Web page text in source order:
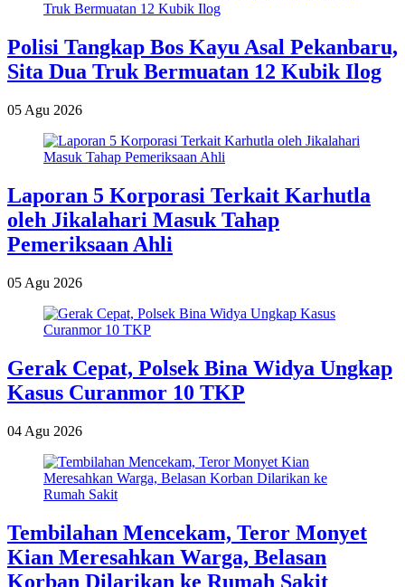
Polisi Tangkap Bos Kayu Asal Pekanbaru,
Sita Dua Truk Bermuatan 12 Kubik Ilog
05 Agu 2026
Laporan 5 Korporasi Terkait Karhutla
oleh Jikalahari Masuk Tahap
Pemeriksaan Ahli
05 Agu 2026
Gerak Cepat, Polsek Bina Widya Ungkap
Kasus Curanmor 10 TKP
04 Agu 2026
Tembilahan Mencekam, Teror Monyet
Kian Meresahkan Warga, Belasan
Korban Dilarikan ke Rumah Sakit